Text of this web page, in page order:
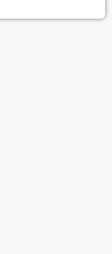
Αποστομώσει,